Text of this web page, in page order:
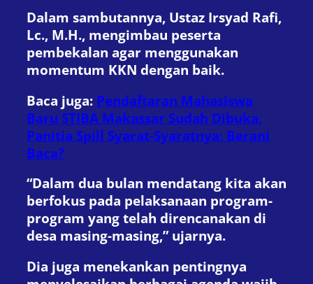
Dalam sambutannya, Ustaz Irsyad Rafi,
Lc., M.H., mengimbau peserta
pembekalan agar menggunakan
momentum KKN dengan baik.
Baca juga: Pendaftaran Mahasiswa
Baru STIBA Makassar Sudah Dibuka,
Panitia Spill Syarat-Syaratnya: Berani
Baca?
“Dalam dua bulan mendatang kita akan
berfokus pada pelaksanaan program-
program yang telah direncanakan di
desa masing-masing,” ujarnya.
Dia juga menekankan pentingnya